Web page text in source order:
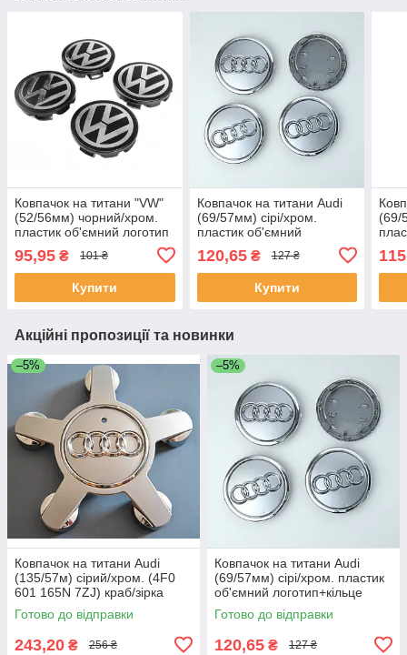
Ковпачок на титани "VW"
(52/56мм) чорний/хром.
пластик об'ємний логотип
95,95 ₴ 101 ₴
Купити
Ковпачок на титани Audi
(69/57мм) сірі/хром.
пластик об'ємний
120,65₴ 127 ₴
Купити
(69/
Акційні пропозиції та новинки
–5%
Ковпачок на титани Audi
(135/57м) сірий/хром. (4F0
601 165N 7ZJ) краб/зірка
(1шт)
Готово до відправки
243,20 ₴ 256 ₴
–5%
Ковпачок на титани Audi
(69/57мм) сірі/хром. пластик
об'ємний логотип+кільце
(1шт)
Готово до відправки
120,65 ₴ 127 ₴